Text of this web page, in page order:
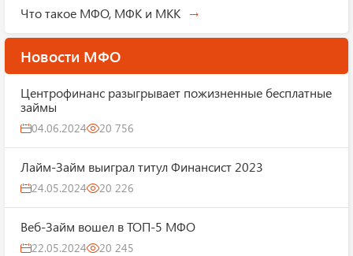
Что такое МФО, МФК и МКК
Новости МФО
Центрофинанс разыгрывает пожизненные бесплатные
займы
04.06.2024 20 756
Лайм-Займ выиграл титул Финансист 2023
24.05.2024 20 226
Веб-Займ вошел в ТОП-5 МФО
22.05.2024 20 245